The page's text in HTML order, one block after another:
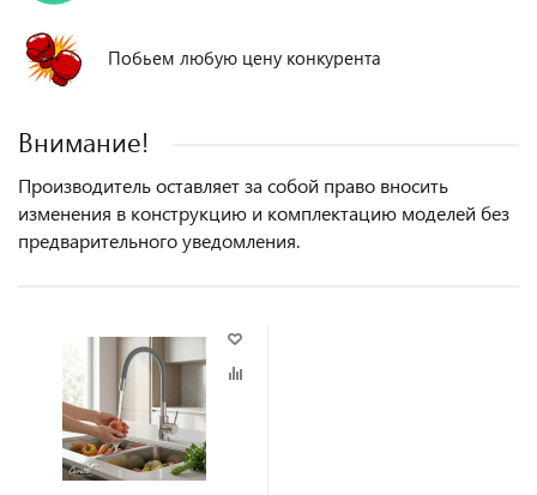
Побьем любую цену конкурента
Внимание!
Производитель оставляет за собой право вносить
изменения в конструкцию и комплектацию моделей без
предварительного уведомления.